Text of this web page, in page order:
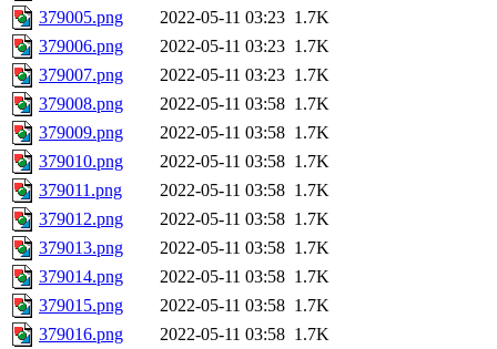
379005.png
2022-05-11 03:23 1.7K
379006.png
2022-05-11 03:23 1.7K
379007.png
2022-05-11 03:23 1.7K
379008.png
2022-05-11 03:58 1.7K
379009.png
2022-05-11 03:58 1.7K
379010.png
2022-05-11 03:58 1.7K
379011.png
2022-05-11 03:58 1.7K
379012.png
2022-05-11 03:58 1.7K
379013.png
2022-05-11 03:58 1.7K
379014.png
2022-05-11 03:58 1.7K
379015.png
2022-05-11 03:58 1.7K
379016.png
2022-05-11 03:58 1.7K